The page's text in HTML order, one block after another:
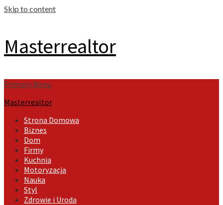
Skip to content
Masterrealtor
Primary Menu
Masterrealtor
Strona Domowa
Biznes
Dom
Firmy
Kuchnia
Motoryzacja
Nauka
Styl
Zdrowie i Uroda